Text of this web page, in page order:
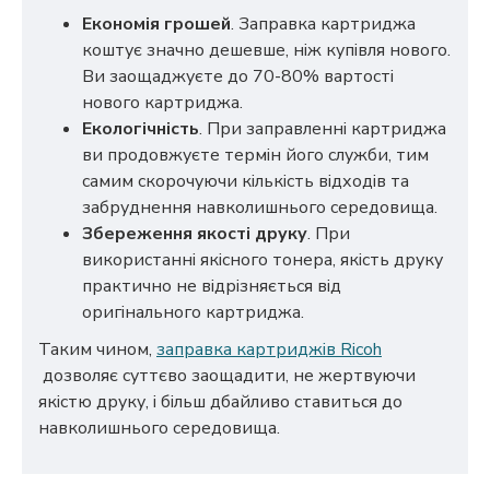
Економія грошей. Заправка картриджа
коштує значно дешевше, ніж купівля нового.
Ви заощаджуєте до 70-80% вартості
нового картриджа.
Екологічність. При заправленні картриджа
ви продовжуєте термін його служби, тим
самим скорочуючи кількість відходів та
забруднення навколишнього середовища.
Збереження якості друку. При
використанні якісного тонера, якість друку
практично не відрізняється від
оригінального картриджа.
Таким чином, заправка картриджів Ricoh
дозволяє суттєво заощадити, не жертвуючи
якістю друку, і більш дбайливо ставиться до
навколишнього середовища.